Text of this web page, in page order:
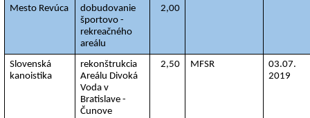
Mesto Revúca
dobudovanie
športovo -
rekreačného
areálu
2,00
Slovenská
kanoistika
rekonštrukcia
Areálu Divoká
Voda v
Bratislave -
Čunove
2,50 MFSR
03.07.
2019